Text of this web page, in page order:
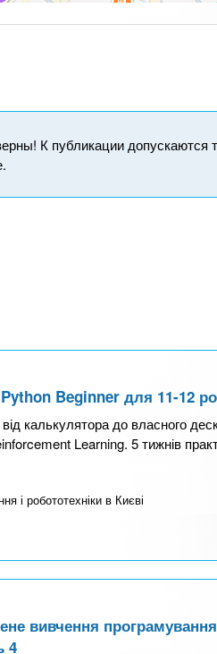
К публикации
Beginner для 11-12
калькулятора до власного
Learning. 5 тижнів
і робототехніки в Києві
вивчення
4